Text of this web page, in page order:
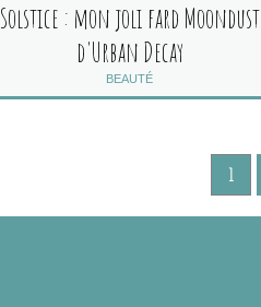
Solstice : mon joli fard Moondust
d'Urban Decay
BEAUTÉ
1